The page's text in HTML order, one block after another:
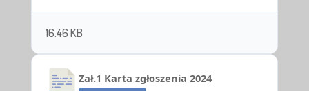
16.46 KB
Zał.1 Karta zgłoszenia 2024